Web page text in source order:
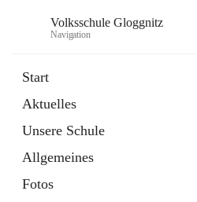
Volksschule Gloggnitz
Navigation
Start
Aktuelles
Unsere Schule
Allgemeines
Fotos